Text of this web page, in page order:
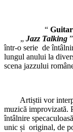
“
„ Jazz Talking
într-o serie de
lungul anului la
scena jazzului
Artiștii vor
muzică improvizată.
întâlnire
unic și original, de